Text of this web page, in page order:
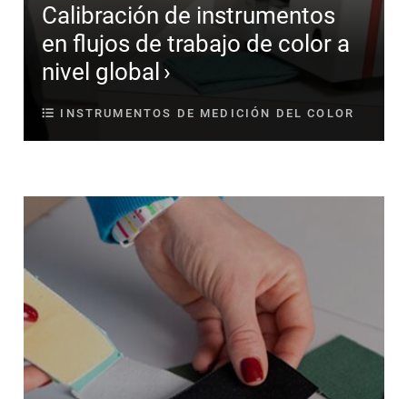
Calibración de instrumentos
en flujos de trabajo de color a
nivel global
INSTRUMENTOS DE MEDICIÓN DEL COLOR